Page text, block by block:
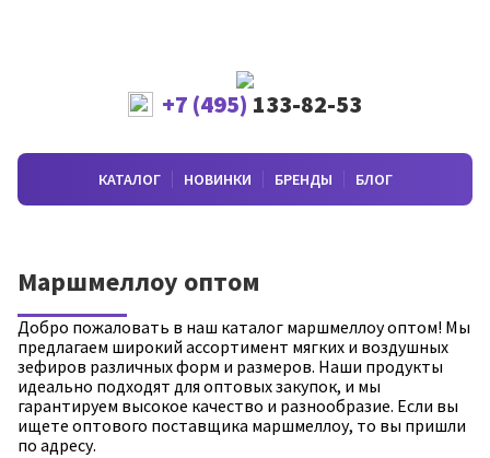
+7 (495) 133-82-53
КАТАЛОГ НОВИНКИ БРЕНДЫ БЛОГ
Маршмеллоу оптом
Добро пожаловать в наш каталог маршмеллоу оптом! Мы
предлагаем широкий ассортимент мягких и воздушных
зефиров различных форм и размеров. Наши продукты
идеально подходят для оптовых закупок, и мы
гарантируем высокое качество и разнообразие. Если вы
ищете оптового поставщика маршмеллоу, то вы пришли
по адресу.